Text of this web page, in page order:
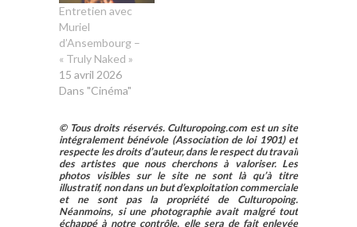
Entretien avec
Muriel
d’Ansembourg –
« Truly Naked »
15 avril 2026
Dans "Cinéma"
© Tous droits réservés. Culturopoing.com est un site
intégralement bénévole (Association de loi 1901) et
respecte les droits d’auteur, dans le respect du travail
des artistes que nous cherchons à valoriser. Les
photos visibles sur le site ne sont là qu’à titre
illustratif, non dans un but d’exploitation commerciale
et ne sont pas la propriété de Culturopoing.
Néanmoins, si une photographie avait malgré tout
échappé à notre contrôle, elle sera de fait enlevée